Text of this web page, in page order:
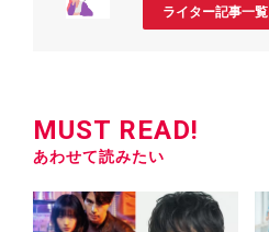
ライター記事一覧
MUST READ!
あわせて読みたい